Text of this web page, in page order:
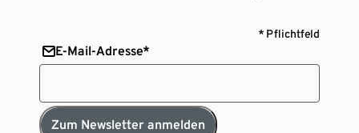
* Pflichtfeld
E-Mail-Adresse*
Zum Newsletter anmelden